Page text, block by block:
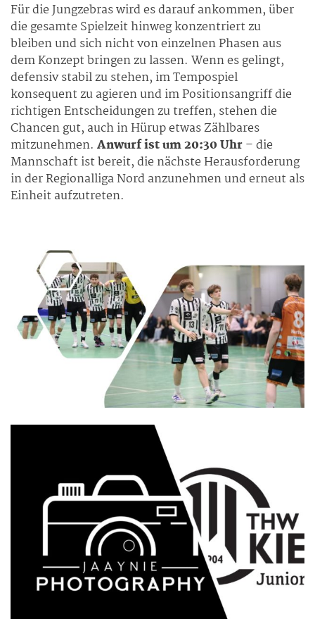
Für die Jungzebras wird es darauf ankommen, über
die gesamte Spielzeit hinweg konzentriert zu
bleiben und sich nicht von einzelnen Phasen aus
dem Konzept bringen zu lassen. Wenn es gelingt,
defensiv stabil zu stehen, im Tempospiel
konsequent zu agieren und im Positionsangriff die
richtigen Entscheidungen zu treffen, stehen die
Chancen gut, auch in Hürup etwas Zählbares
mitzunehmen. Anwurf ist um 20:30 Uhr– die
Mannschaft ist bereit, die nächste Herausforderung
in der Regionalliga Nord anzunehmen und erneut als
Einheit aufzutreten.